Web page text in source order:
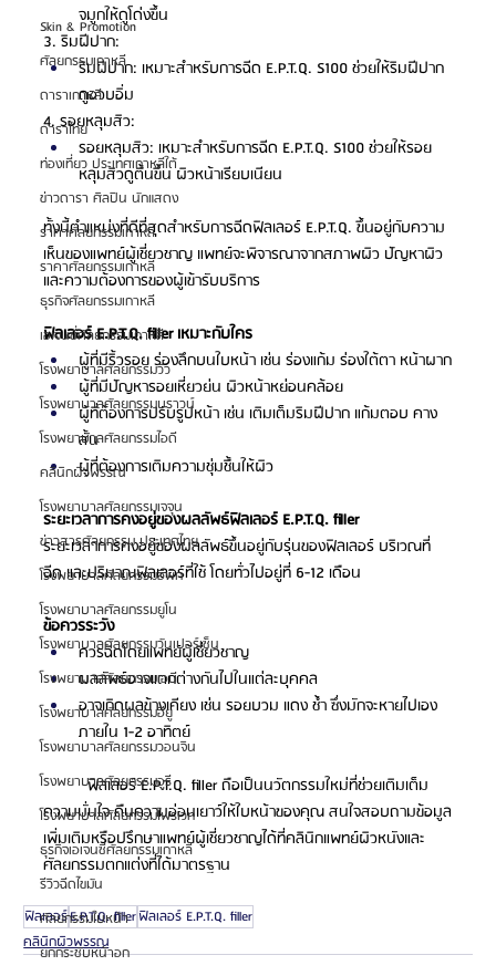
Skin & Promotion
ศัลยกรรมเกาหลี
ดาราเกาหลี
ดาราไทย
ท่องเที่ยว ประเทศเกาหลีใต้
ข่าวดารา ศิลปิน นักแสดง
ราคาศัลยกรรมเกาหลี
ราคาศัลยกรรมเกาหลี
ธุรกิจศัลยกรรมเกาหลี
เอเจนซี่ศัลยกรรมเกาหลี
โรงพยาบาลศัลยกรรมวิว
โรงพยาบาลศัลยกรรมบราวน์
โรงพยาบาลศัลยกรรมไอดี
คลินิกผิวพรรณ
โรงพยาบาลศัลยกรรมเจจุน
ข่าวสารศัลยกรรม ประเทศไทย
โรงพยาบาลศัลยกรรมอีพิก
โรงพยาบาลศัลยกรรมยูโน
โรงพยาบาลศัลยกรรมวันเปอร์เซ็น
โรงพยาบาลศัลยกรรมเอบี
โรงพยาบาลศัลยกรรมอียู
โรงพยาบาลศัลยกรรมวอนจิน
โรงพยาบาลศัลยกรรมอูรี
โรงพยาบาลศัลยกรรมไพรเวท
ธุรกิจเอเจนซี่ศัลยกรรมเกาหลี
รีวิวฉีดไขมัน
ศัลยกรรมใบหน้า
ยกกระชับหน้าอก
จมูกให้ดูโด่งขึ้น
3. ริมฝีปาก:
ริมฝีปาก: เหมาะสำหรับการฉีด E.P.T.Q. S100 ช่วยให้ริมฝีปาก
ดูอวบอิ่ม
4. รอยหลุมสิว:
รอยหลุมสิว: เหมาะสำหรับการฉีด E.P.T.Q. S100 ช่วยให้รอย
หลุมสิวดูตื้นขึ้น ผิวหน้าเรียบเนียน
ทั้งนี้ตำแหน่งที่ดีที่สุดสำหรับการฉีดฟิลเลอร์ E.P.T.Q. ขึ้นอยู่กับความ
เห็นของแพทย์ผู้เชี่ยวชาญ แพทย์จะพิจารณาจากสภาพผิว ปัญหาผิว
และความต้องการของผู้เข้ารับบริการ
ฟิลเลอร์ E.P.T.Q. filler เหมาะกับใคร
ผู้ที่มีริ้วรอย ร่องลึกบนใบหน้า เช่น ร่องแก้ม ร่องใต้ตา หน้าผาก
ผู้ที่มีปัญหารอยเหี่ยวย่น ผิวหน้าหย่อนคล้อย
ผู้ที่ต้องการปรับรูปหน้า เช่น เติมเต็มริมฝีปาก แก้มตอบ คาง
สั้น
ผู้ที่ต้องการเติมความชุ่มชื้นให้ผิว
ระยะเวลาการคงอยู่ของผลลัพธ์ฟิลเลอร์ E.P.T.Q. filler
ระยะเวลาการคงอยู่ของผลลัพธ์ขึ้นอยู่กับรุ่นของฟิลเลอร์ บริเวณที่
ฉีด และปริมาณฟิลเลอร์ที่ใช้ โดยทั่วไปอยู่ที่ 6-12 เดือน
ข้อควรระวัง
ควรฉีดโดยแพทย์ผู้เชี่ยวชาญ
ผลลัพธ์อาจแตกต่างกันไปในแต่ละบุคคล
อาจเกิดผลข้างเคียง เช่น รอยบวม แดง ช้ำ ซึ่งมักจะหายไปเอง
ภายใน 1-2 อาทิตย์
ฟิลเลอร์ E.P.T.Q. filler ถือเป็นนวัตกรรมใหม่ที่ช่วยเติมเต็ม
ความมั่นใจ คืนความอ่อนเยาว์ให้ใบหน้าของคุณ สนใจสอบถามข้อมูล
เพิ่มเติมหรือปรึกษาแพทย์ผู้เชี่ยวชาญได้ที่คลินิกแพทย์ผิวหนังและ
ศัลยกรรมตกแต่งที่ได้มาตรฐาน
ฟิลเลอร์E.P.T.Q. fillerฟิลเลอร์ E.P.T.Q. filler
คลินิกผิวพรรณ